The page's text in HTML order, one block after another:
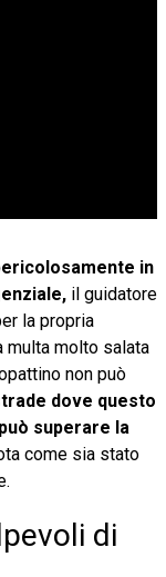
in
il guidatore
la propria
multa molto salata
non può
dove questo
superare la
come sia stato
di